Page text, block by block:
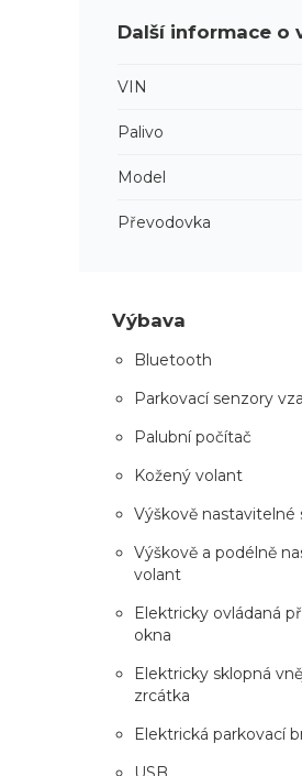
Další informace o
VIN
Palivo
Model
Převodovka
Výbava
Bluetooth
Parkovací senzory
Palubní počítač
Kožený volant
Výškově nastavitelné
Výškově a podélně
volant
Elektricky ovládaná
okna
Elektricky sklopná
zrcátka
Elektrická parkovací